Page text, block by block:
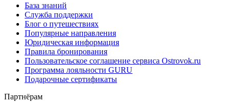
База знаний
Служба поддержки
Блог о путешествиях
Популярные направления
Юридическая информация
Правила бронирования
Пользовательское соглашение сервиса Ostrovok.ru
Программа лояльности GURU
Подарочные сертификаты
Партнёрам